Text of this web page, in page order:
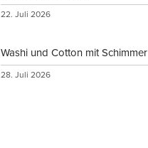
22. Juli 2026
Washi und Cotton mit Schimmer
28. Juli 2026